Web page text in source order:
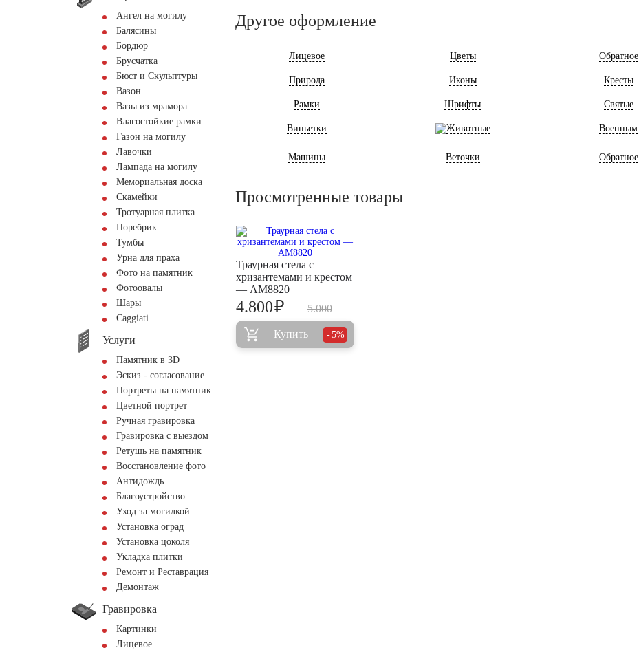
Ангел на могилу
Балясины
Бордюр
Брусчатка
Бюст и Скульптуры
Вазон
Вазы из мрамора
Влагостойкие рамки
Газон на могилу
Лавочки
Лампада на могилу
Мемориальная доска
Скамейки
Тротуарная плитка
Поребрик
Тумбы
Урна для праха
Фото на памятник
Фотоовалы
Шары
Сaggiati
Услуги
Памятник в 3D
Эскиз - согласование
Портреты на памятник
Цветной портрет
Ручная гравировка
Гравировка с выездом
Ретушь на памятник
Восстановление фото
Антидождь
Благоустройство
Уход за могилкой
Установка оград
Установка цоколя
Укладка плитки
Ремонт и Реставрация
Демонтаж
Гравировка
Картинки
Лицевое
Другое оформление
Лицевое Цветы Обратное
Природа Иконы Кресты
Рамки Шрифты Святые
Виньетки Животные Военным
Машины Веточки Обратное
Просмотренные товары
Траурная стела с
хризантемами и крестом
— AM8820
5.000
4.800₽
Купить 5%